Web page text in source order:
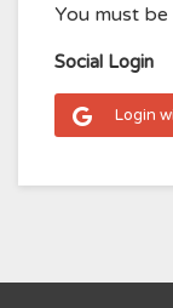
You must be
Social Login
Login